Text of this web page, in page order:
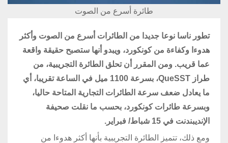
طائرة أسرع من الصوت
تطور ناسا نوعا جديدا من الطائرات أسرع من الصوت وأكثر
هدوءا وكفاءة من كونكورد، ويبدو أنها ستصبح حقيقة واقعة
عما قريب. ومن المقرر أن تحلق الطائرة التجريبية، من
طراز QueSST، بسرعة 1100 ميل في الساعة تقريبا، أي
ما يعادل ضعف سرعة الطائرات التجارية المتاحة حاليا،
وبسرعة طائرات كونكورد، بحسب ما نقلت صحيفة
الإنديبندنت في 15 شباط/ فبراير.
ومع ذلك، تتميز الطائرة التجريبية بأنها أكثر هدوءا من